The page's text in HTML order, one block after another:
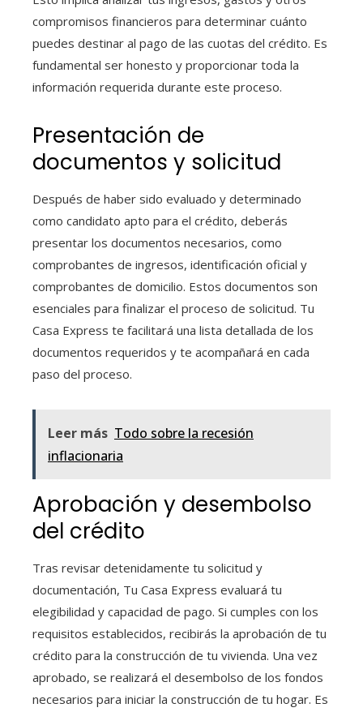
compromisos financieros para determinar cuánto
puedes destinar al pago de las cuotas del crédito. Es
fundamental ser honesto y proporcionar toda la
información requerida durante este proceso.
Presentación de
documentos y solicitud
Después de haber sido evaluado y determinado
como candidato apto para el crédito, deberás
presentar los documentos necesarios, como
comprobantes de ingresos, identificación oficial y
comprobantes de domicilio. Estos documentos son
esenciales para finalizar el proceso de solicitud. Tu
Casa Express te facilitará una lista detallada de los
documentos requeridos y te acompañará en cada
paso del proceso.
Leer más Todo sobre la recesión
inflacionaria
Aprobación y desembolso
del crédito
Tras revisar detenidamente tu solicitud y
documentación, Tu Casa Express evaluará tu
elegibilidad y capacidad de pago. Si cumples con los
requisitos establecidos, recibirás la aprobación de tu
crédito para la construcción de tu vivienda. Una vez
aprobado, se realizará el desembolso de los fondos
necesarios para iniciar la construcción de tu hogar. Es